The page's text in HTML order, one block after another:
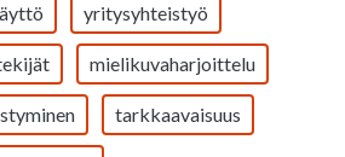
yritysyhteistyö
mielikuvaharjoittelu
tarkkaavaisuus